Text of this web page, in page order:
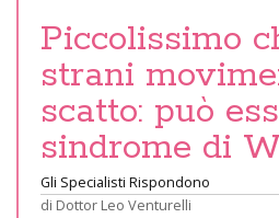
Piccolissimo
strani
scatto: può
sindrome di
Gli Specialisti Rispondono
di Dottor Leo Venturelli